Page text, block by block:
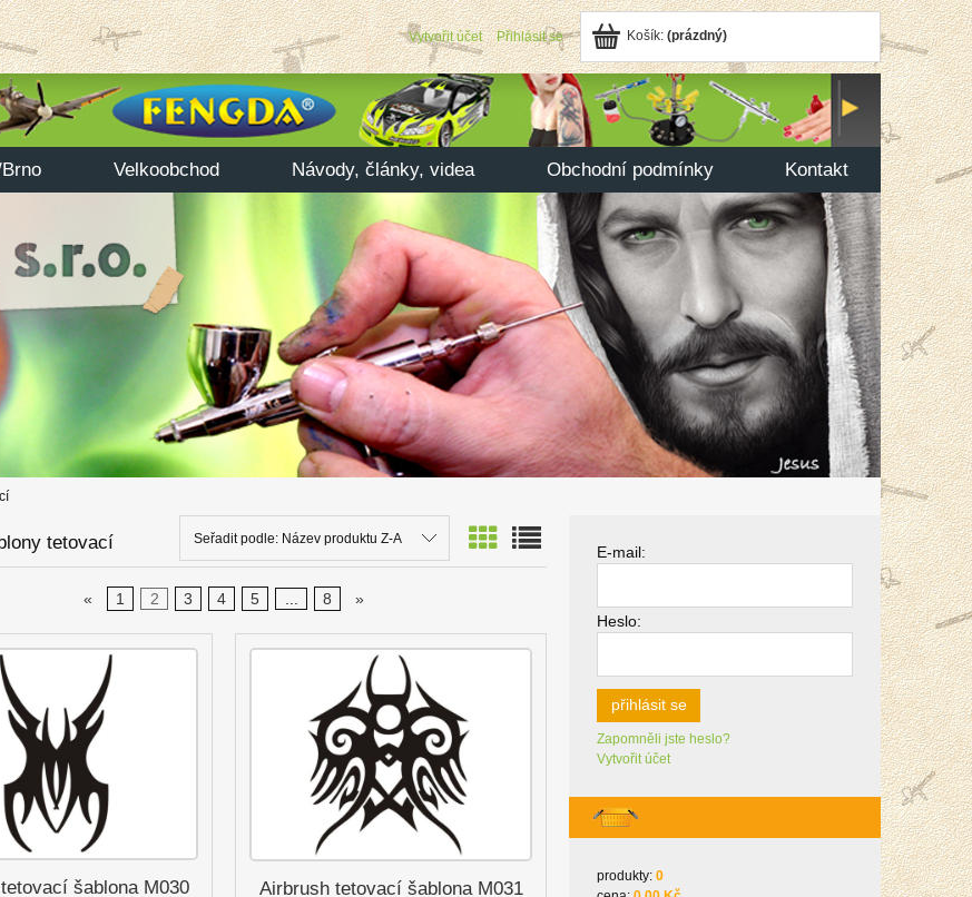
Košík: (prázdný)
Vytvořit účet Přihlásit se
Velkoobchod Návody, články, videa Obchodní podmínky Kontakt
tetovací Seřadit podle: Název produktu Z-A
« 1 2 3 4 5 8 »
šablona M030 Airbrush tetovací šablona M031
E-mail:
Heslo:
přihlásit se
Zapomněli jste heslo?
Vytvořit účet
produkty: 0